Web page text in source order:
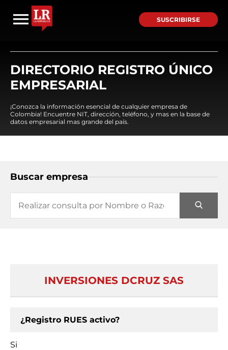
SUSCRIBIRSE
DIRECTORIO REGISTRO ÚNICO
EMPRESARIAL
¡Conozca la información esencial de cualquier empresa de
Colombia! Encuentre NIT, dirección, teléfono, y mas en la base de
datos empresarial mas grande del país.
Buscar empresa
INVERSIONES DCRUZ SAS
¿Registro RUES activo?
Si